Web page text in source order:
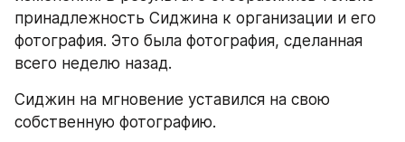
принадлежность Сиджина к организации и его
фотография. Это была фотография, сделанная
всего неделю назад.
Сиджин на мгновение уставился на свою
собственную фотографию.